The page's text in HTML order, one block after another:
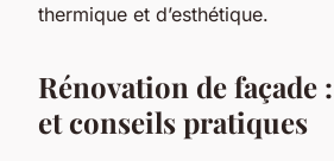
thermique et d’esthétique.
Rénovation de façade
et conseils pratiques